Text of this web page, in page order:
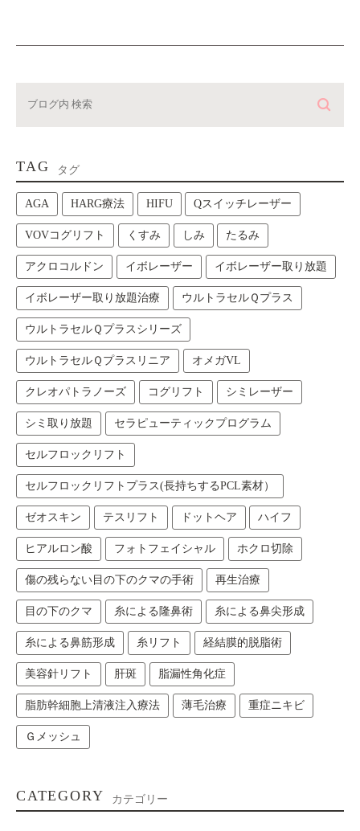
TAG タグ
AGA HARG療法 HIFU Qスイッチレーザー
VOVコグリフト くすみ しみ たるみ
アクロコルドン イボレーザー イボレーザー取り放題
イボレーザー取り放題治療 ウルトラセルＱプラス
ウルトラセルＱプラスシリーズ
ウルトラセルＱプラスリニア オメガVL
クレオパトラノーズ コグリフト シミレーザー
シミ取り放題 セラピューティックプログラム
セルフロックリフト
セルフロックリフトプラス(長持ちするPCL素材）
ゼオスキン テスリフト ドットヘア ハイフ
ヒアルロン酸 フォトフェイシャル ホクロ切除
傷の残らない目の下のクマの手術 再生治療
目の下のクマ 糸による隆鼻術 糸による鼻尖形成
糸による鼻筋形成 糸リフト 経結膜的脱脂術
美容針リフト 肝斑 脂漏性角化症
脂肪幹細胞上清液注入療法 薄毛治療 重症ニキビ
Ｇメッシュ
CATEGORY カテゴリー